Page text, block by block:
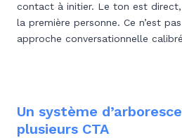
contact à initier. Le ton est
la première personne. Ce n’est
approche conversationnelle
Un système
plusieurs CTA